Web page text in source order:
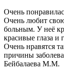
Очень
Очень любит
больным. У неё
красивые глаза и
Очень нравятся
причины
Бейбалаева М.М.